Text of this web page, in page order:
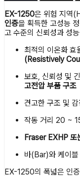
EX-1250은 위험 지역
인증을 획득한 고성능
고 수준의 신뢰성과 성
최적의 이온화 효
(Resistively
보호, 신뢰성 및
고전압 부품 구조
견고한 구조 및
작동 거리 20 ~
Fraser EXHP
바(Bar)와 케이
EX-1250의 폭넓은 인